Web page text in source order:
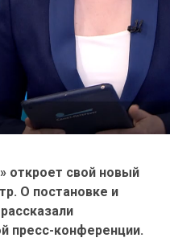
откроет свой новый
О постановке и
пресс-конференции.